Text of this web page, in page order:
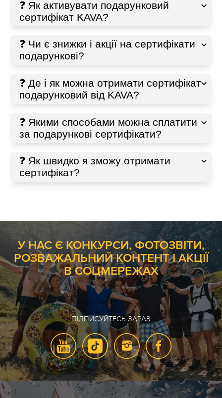
❓ Як активувати подарунковий
сертифікат KAVA?
❓ Чи є знижки і акції на сертифікати
подарункові?
❓ Де і як можна отримати сертифікат
подарунковий від KAVA?
❓ Якими способами можна сплатити
за подарункові сертифікати?
❓ Як швидко я зможу отримати
сертифікат?
У НАС Є КОНКУРСИ, ФОТОЗВІТИ,
РОЗВАЖАЛЬНИЙ КОНТЕНТ І АКЦІЇ
В СОЦМЕРЕЖАХ
ПІДПИСУЙТЕСЬ ЗАРАЗ